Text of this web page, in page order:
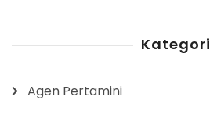
Kategori
Agen Pertamini